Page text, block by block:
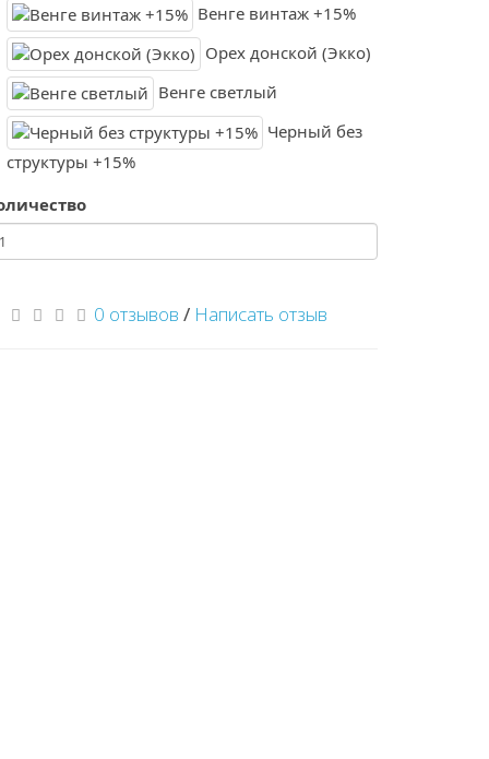
Венге винтаж +15%
Орех донской (Экко)
Венге светлый
Черный без
структуры +15%
0 отзывов / Написать отзыв